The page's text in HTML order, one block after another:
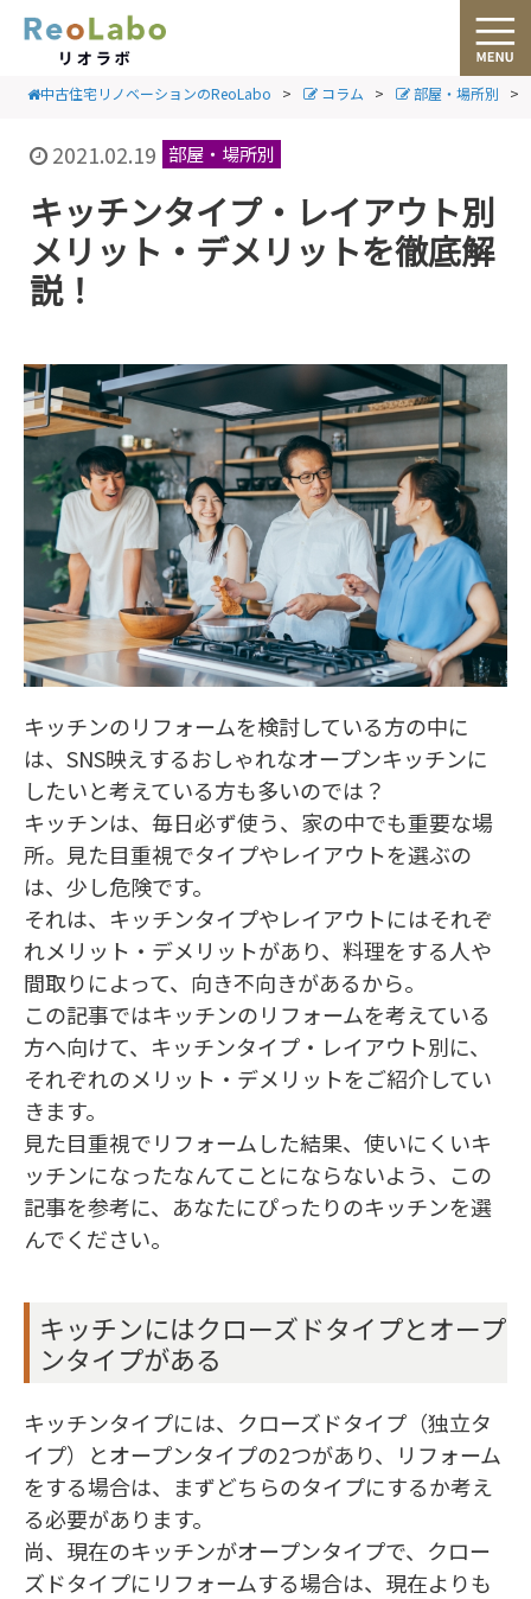
中古住宅リノベーションのReoLabo > コラム > 部屋・場所別 >
2021.02.19 部屋・場所別
キッチンタイプ・レイアウト別
メリット・デメリットを徹底解
説！
キッチンのリフォームを検討している方の中に
は、SNS映えするおしゃれなオープンキッチンに
したいと考えている方も多いのでは？
キッチンは、毎日必ず使う、家の中でも重要な場
所。見た目重視でタイプやレイアウトを選ぶの
は、少し危険です。
それは、キッチンタイプやレイアウトにはそれぞ
れメリット・デメリットがあり、料理をする人や
間取りによって、向き不向きがあるから。
この記事ではキッチンのリフォームを考えている
方へ向けて、キッチンタイプ・レイアウト別に、
それぞれのメリット・デメリットをご紹介してい
きます。
見た目重視でリフォームした結果、使いにくいキ
ッチンになったなんてことにならないよう、この
記事を参考に、あなたにぴったりのキッチンを選
んでください。
キッチンにはクローズドタイプとオープ
ンタイプがある
キッチンタイプには、クローズドタイプ（独立タ
イプ）とオープンタイプの2つがあり、リフォーム
をする場合は、まずどちらのタイプにするか考え
る必要があります。
尚、現在のキッチンがオープンタイプで、クロー
ズドタイプにリフォームする場合は、現在よりも